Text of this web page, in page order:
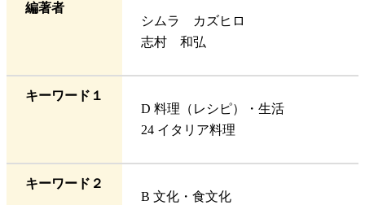
編著者
シムラ カズヒロ
志村 和弘
キーワード１
D 料理（レシピ）・生活
24 イタリア料理
キーワード２
B 文化・食文化